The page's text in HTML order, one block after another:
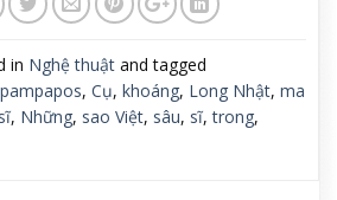
in Nghệ thuật and tagged
, Cụ, khoáng, Long Nhật, ma
, Những, sao Việt, sâu, sĩ,trong,